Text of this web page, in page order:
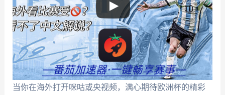
当你在海外打开咪咕或央视频，满心期待欧洲杯的精彩